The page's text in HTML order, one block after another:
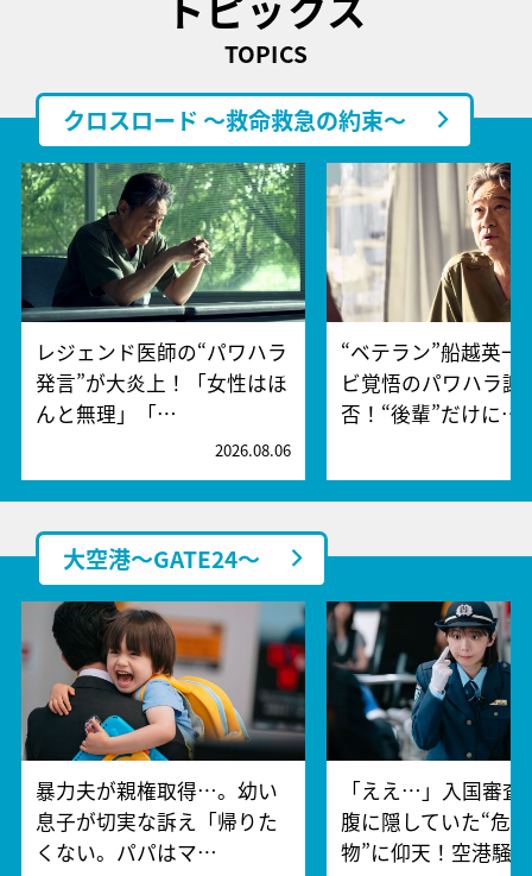
TOPICS
クロスロード ～救命救急の約束～
レジェンド医師の“パワハラ
発言”が大炎上！「女性はほ
んと無理」「…
2026.08.06
“ベテラン”船越英一
ビ覚悟のパワハラ謝
否！“後輩”だけに…
大空港～GATE24～
暴力夫が親権取得…。幼い
息子が切実な訴え「帰りた
くない。パパはマ…
「ええ…」入国審査
腹に隠していた“危
物”に仰天！空港騒